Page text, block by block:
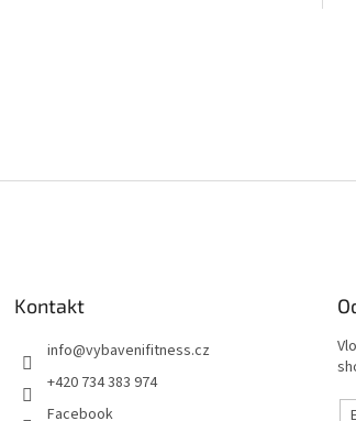
Kontakt
info@vybavenifitness.cz
+420 734 383 974
Facebook